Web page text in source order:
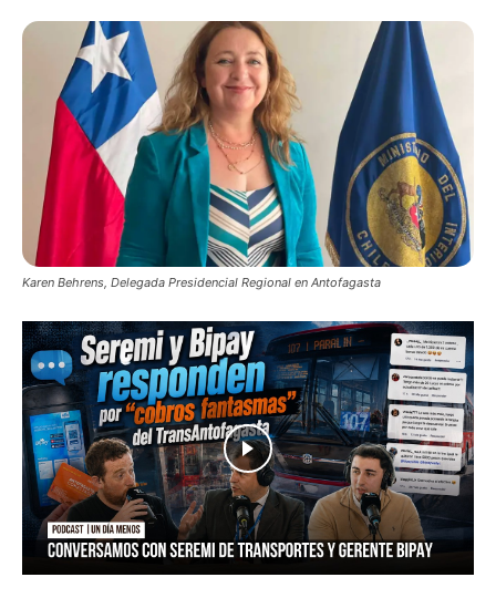
Karen Behrens, Delegada Presidencial Regional en Antofagasta